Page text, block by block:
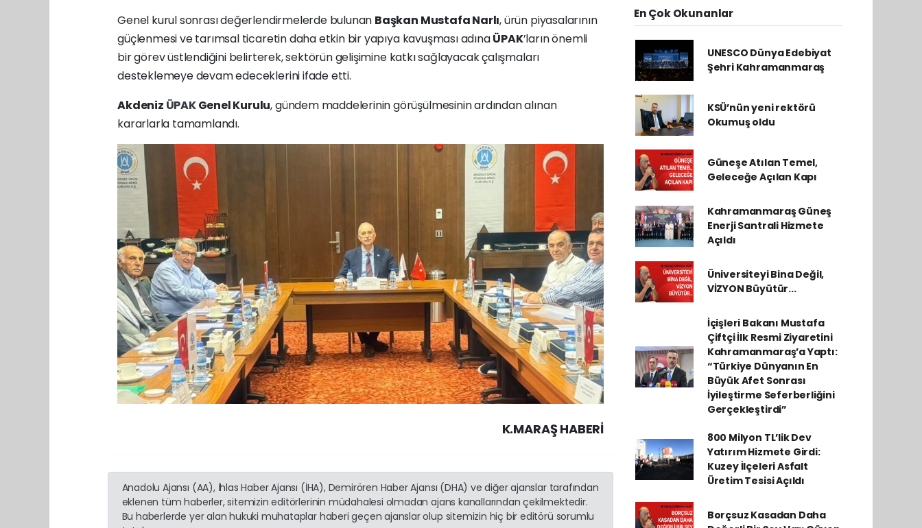
Genel kurul sonrası değerlendirmelerde bulunan Başkan Mustafa Narlı, ürün piyasalarının
güçlenmesi ve tarımsal ticaretin daha etkin bir yapıya kavuşması adınaÜPAK’ların önemli
bir görev üstlendiğini belirterek, sektörün gelişimine katkı sağlayacak çalışmaları
desteklemeye devam edeceklerini ifade etti.
Akdeniz ÜPAKGenel Kurulu, gündem maddelerinin görüşülmesinin ardından alınan
kararlarla tamamlandı.
K.MARAŞ HABERİ
Anadolu Ajansı (AA), İhlas Haber Ajansı (İHA), Demirören Haber Ajansı (DHA) ve diğer ajanslar tarafından
eklenen tüm haberler, sitemizin editörlerinin müdahalesi olmadan ajans kanallarından çekilmektedir.
Bu haberlerde yer alan hukuki muhataplar haberi geçen ajanslar olup sitemizin hiç bir editörü sorumlu
En Çok Okunanlar
UNESCO Dünya Edebiyat
Şehri Kahramanmaraş
KSÜ’nün yeni rektörü
Okumuş oldu
Güneşe Atılan Temel,
Geleceğe Açılan Kapı
Kahramanmaraş Güneş
Enerji Santrali Hizmete
Açıldı
Üniversiteyi Bina Değil,
VİZYON Büyütür...
İçişleri Bakanı Mustafa
Çiftçi İlk Resmi Ziyaretini
Kahramanmaraş’a Yaptı:
“Türkiye Dünyanın En
Büyük Afet Sonrası
İyileştirme Seferberliğini
Gerçekleştirdi”
800 Milyon TL’lik Dev
Yatırım Hizmete Girdi:
Kuzey İlçeleri Asfalt
Üretim Tesisi Açıldı
Borçsuz Kasadan Daha